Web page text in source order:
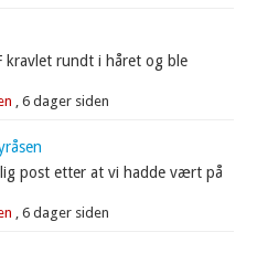
kravlet rundt i håret og ble
,6 dager siden
post etter at vi hadde vært på
,6 dager siden